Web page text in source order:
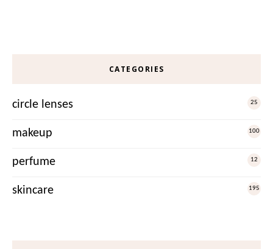
CATEGORIES
circle lenses 25
makeup 100
perfume 12
skincare 195